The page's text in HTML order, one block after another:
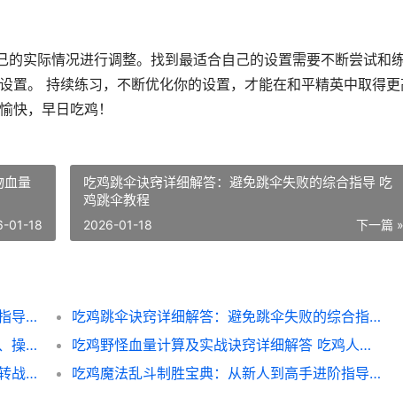
实际情况进行调整。找到最适合自己的设置需要不断尝试和
置。 持续练习，不断优化你的设置，才能在和平精英中取得更
快，早日吃鸡！
血量
01-18
吃鸡跳伞诀窍详细解答：避免跳伞失败的综合指导 吃
鸡跳伞教程
下一篇 »
2026-01-18
吃鸡难言充值方式详细解答：安全快捷充值指导 吃鸡 充值
吃鸡跳伞诀窍详细解答：避免跳伞失败的综合指导 吃鸡跳伞教程
吃鸡高胜率玩家的终极配置详细解答：画面、操作、音效全方位调优 吃鸡的获胜率是什么意思
吃鸡野怪血量计算及实战诀窍详细解答 吃鸡人物血量
吃鸡道具精通指导：从小白到大神，带你玩转战场 吃鸡的精髓在哪里
吃鸡魔法乱斗制胜宝典：从新人到高手进阶指导 乱斗魔法师游戏